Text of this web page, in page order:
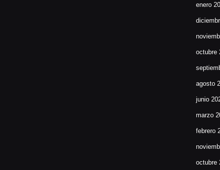
enero
octubre
agosto
junio
marzo
febrero
octubre